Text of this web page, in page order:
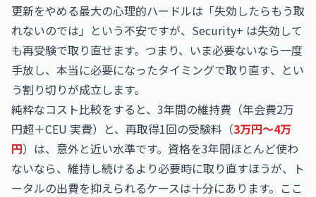
更新をやめる最大の心理的ハードルは「失効したらもう取
れないのでは」という不安ですが、Security+ は失効して
も再受験で取り直せます。つまり、いま必要ないなら一度
手放し、本当に必要になったタイミングで取り直す、とい
う割り切りが成立します。
純粋なコスト比較をすると、3年間の維持費（年会費2万
円超＋CEU 実費）と、再取得1回の受験料（3万円〜4万
円）は、意外と近い水準です。資格を3年間ほとんど使わ
ないなら、維持し続けるより必要時に取り直すほうが、ト
ータルの出費を抑えられるケースは十分にあります。ここ